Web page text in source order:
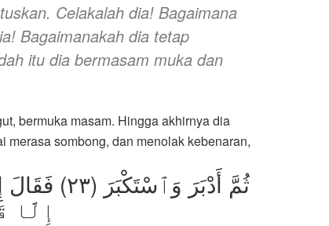
Celakalah dia! Bagaimana
Bagaimanakah dia tetap
itu dia bermasam muka dan
bermuka masam. Hingga akhirnya dia
merasa sombong, dan menolak kebenaran,
إِلَّا